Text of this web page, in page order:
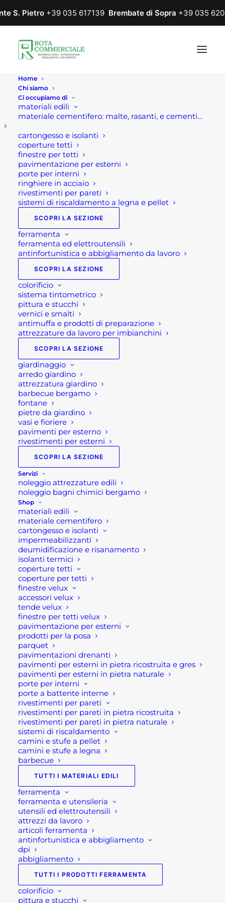
S. Pietro +39 035 617139 Brembate di Sopra +39 035
Home
Chi siamo
Ci occupiamo di
materiali edili
materiale cementifero: malte, rasanti, e cementi…
cartongesso e isolanti
coperture tetti
finestre per tetti
pavimentazione per esterni
porte per interni
ringhiere in acciaio
rivestimenti per pareti
sistemi di riscaldamento a legna e pellet
SCOPRI LA SEZIONE
ferramenta
ferramenta ed elettroutensili
antinfortunistica e abbigliamento da lavoro
SCOPRI LA SEZIONE
colorificio
sistema tintometrico
pittura e stucchi
vernici e smalti
antimuffa e prodotti di preparazione
attrezzature da lavoro per imbianchini
SCOPRI LA SEZIONE
giardinaggio
arredo giardino
attrezzatura giardino
barbecue bergamo
fontane
pietre da giardino
vasi e fioriere
pavimenti per esterno
rivestimenti per esterni
SCOPRI LA SEZIONE
Servizi
noleggio attrezzature edili
noleggio bagni chimici bergamo
Shop
materiali edili
materiale cementifero
cartongesso e isolanti
impermeabilizzanti
deumidificazione e risanamento
isolanti termici
coperture tetti
coperture per tetti
finestre velux
accessori velux
tende velux
finestre per tetti velux
pavimentazione per esterni
prodotti per la posa
parquet
pavimentazioni drenanti
pavimenti per esterni in pietra ricostruita e gres
pavimenti per esterni in pietra naturale
porte per interni
porte a battente interne
rivestimenti per pareti
rivestimenti per pareti in pietra ricostruita
rivestimenti per pareti in pietra naturale
sistemi di riscaldamento
camini e stufe a pellet
camini e stufe a legna
barbecue
TUTTI I MATERIALI EDILI
ferramenta
ferramenta e utensileria
utensili ed elettroutensili
attrezzi da lavoro
articoli ferramenta
antinfortunistica e abbigliamento
dpi
abbigliamento
TUTTI I PRODOTTI FERRAMENTA
colorificio
pittura e stucchi
Home Prodotto Colore S 3560-G
S 3560-G
IDROPITTURA LAVABILE BIANCO PURO
9,33€ - 210,25€Fascia
di
prezzo:
da
a
210,25 €
Questo
prodotto
ha
più
varianti.
Le
opzioni
possono
essere
scelte
nella
pagina
del
prodotto
In evidenza
TAVOLO DA GIARDINO ALLUNGABILE
LION
600,00 €
TAVOLO GIARDINO QUADRATO
ALLUNGABILE PANTHER
CUCINA DA ESTERNO COMPATTA
BRABURA LITE SERIES 300
3.230,00€
Più apprezzati
RIVESTIMENTO IN PIETRA ARDESIA